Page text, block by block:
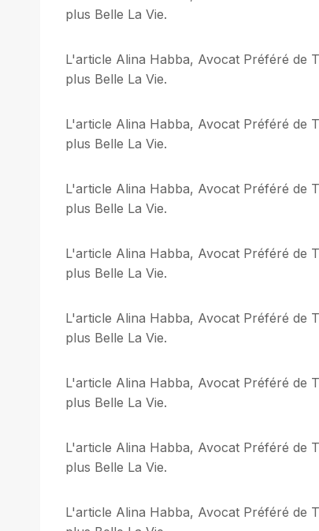
plus Belle La Vie.
L'article Alina Habba, Avocat Préféré de
plus Belle La Vie.
L'article Alina Habba, Avocat Préféré de
plus Belle La Vie.
L'article Alina Habba, Avocat Préféré de
plus Belle La Vie.
L'article Alina Habba, Avocat Préféré de
plus Belle La Vie.
L'article Alina Habba, Avocat Préféré de
plus Belle La Vie.
L'article Alina Habba, Avocat Préféré de
plus Belle La Vie.
L'article Alina Habba, Avocat Préféré de
plus Belle La Vie.
L'article Alina Habba, Avocat Préféré de